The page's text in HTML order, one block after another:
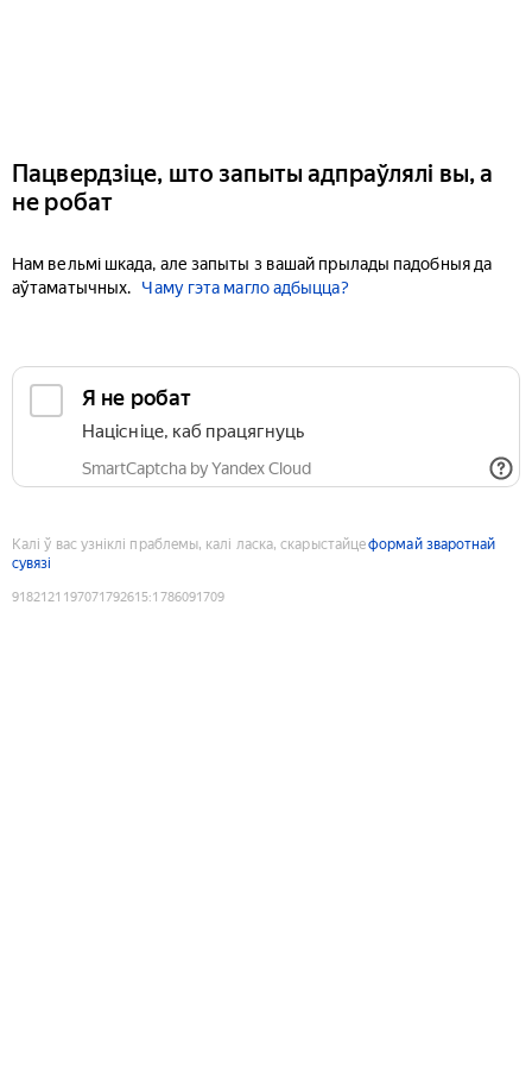
Пацвердзіце, што запыты адпраўлялі вы, а
не робат
Нам вельмі шкада, але запыты з вашай прылады падобныя да
аўтаматычных.
Чаму гэта магло адбыцца?
Я не робат
Націсніце, каб працягнуць
SmartCaptcha by Yandex Cloud
Калі ў вас узніклі праблемы, калі ласка, скарыстайцеформай зваротнай
сувязі
9182121197071792615:1786091709